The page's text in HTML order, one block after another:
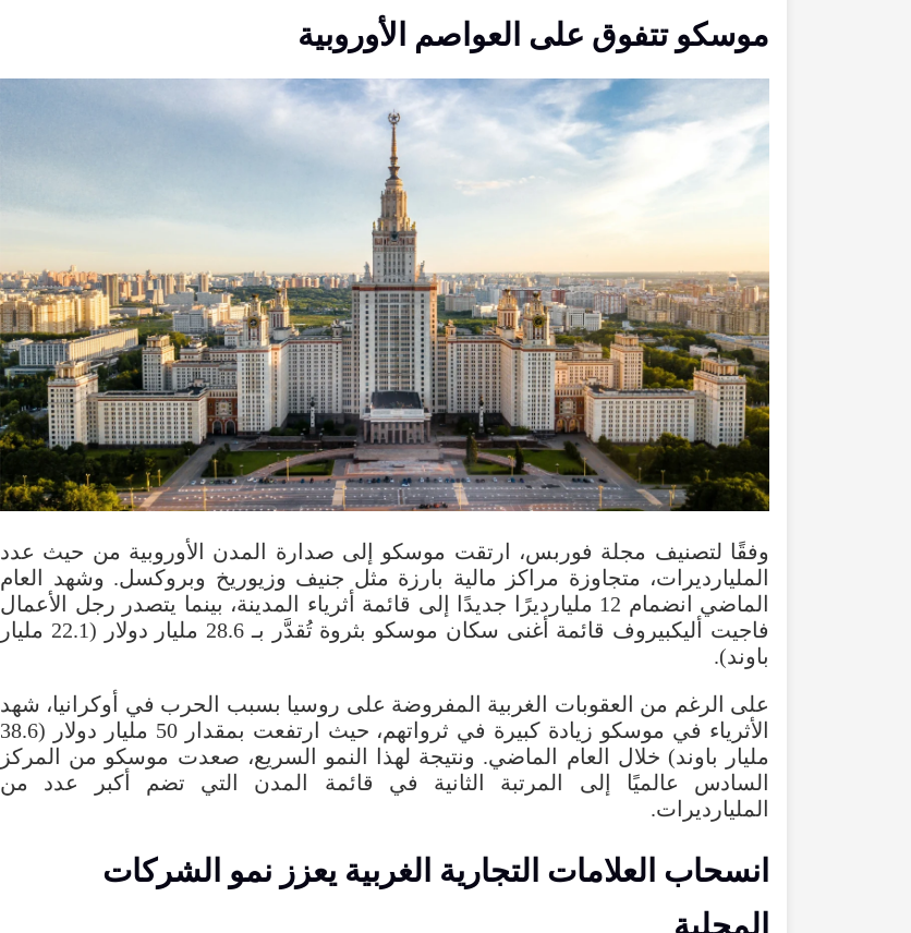
موسكو تتفوق على العواصم الأوروبية
وفقًا لتصنيف مجلة فوربس، ارتقت موسكو إلى صدارة المدن الأوروبية من حيث عدد
المليارديرات، متجاوزة مراكز مالية بارزة مثل جنيف وزيوريخ وبروكسل. وشهد العام
الماضي انضمام 12 مليارديرًا جديدًا إلى قائمة أثرياء المدينة، بينما يتصدر رجل الأعمال
فاجيت أليكبيروف قائمة أغنى سكان موسكو بثروة تُقدَّر بـ 28.6 مليار دولار (22.1 مليار
باوند).
على الرغم من العقوبات الغربية المفروضة على روسيا بسبب الحرب في أوكرانيا، شهد
الأثرياء في موسكو زيادة كبيرة في ثرواتهم، حيث ارتفعت بمقدار 50 مليار دولار (38.6
مليار باوند) خلال العام الماضي. ونتيجة لهذا النمو السريع، صعدت موسكو من المركز
السادس عالميًا إلى المرتبة الثانية في قائمة المدن التي تضم أكبر عدد من
المليارديرات.
انسحاب العلامات التجارية الغربية يعزز نمو الشركات
المحلية